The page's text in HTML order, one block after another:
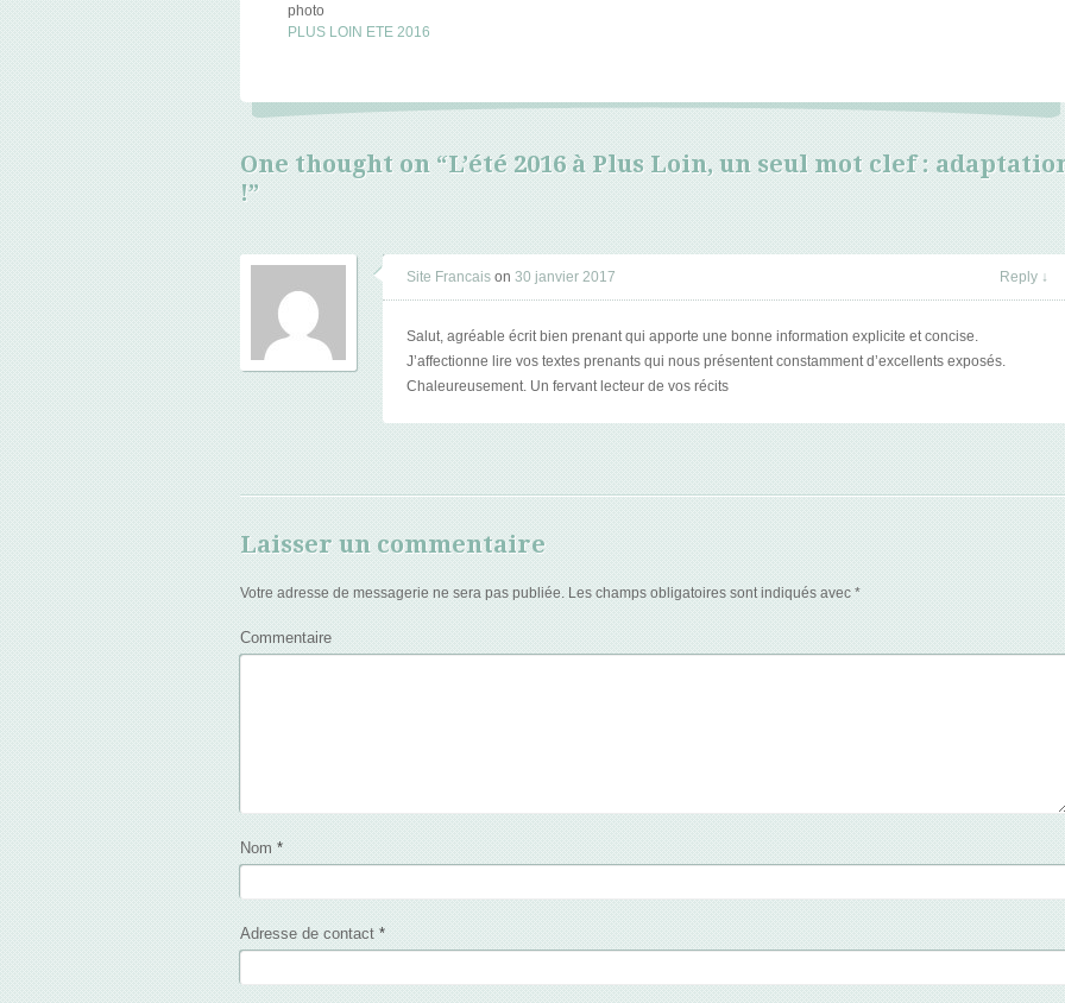
photo
PLUS LOIN ETE 2016
One thought on “L’été 2016 à Plus Loin, un seul mot clef :
!”
Site Francais on 30 janvier 2017 Reply ↓
Salut, agréable écrit bien prenant qui apporte une bonne information explicite et concise.
J’affectionne lire vos textes prenants qui nous présentent constamment d’excellents exposés.
Chaleureusement. Un fervant lecteur de vos récits
Laisser un commentaire
Votre adresse de messagerie ne sera pas publiée. Les champs obligatoires sont indiqués avec *
Commentaire
Nom *
Adresse de contact *